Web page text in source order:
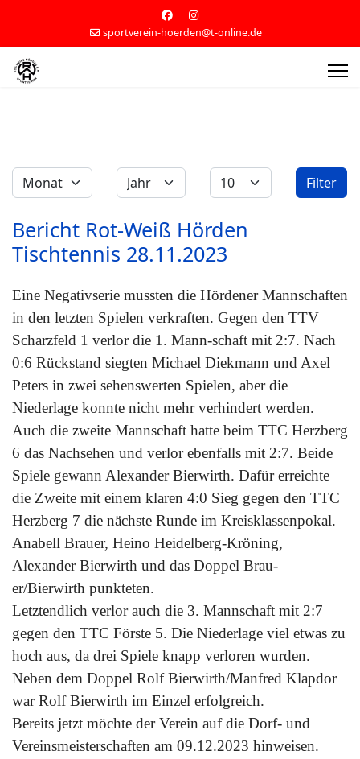
sportverein-hoerden@t-online.de
Filter
Bericht Rot-Weiß Hörden
Tischtennis 28.11.2023
Eine Negativserie mussten die Hördener Mannschaften
in den letzten Spielen verkraften. Gegen den TTV
Scharzfeld 1 verlor die 1. Mann-schaft mit 2:7. Nach
0:6 Rückstand siegten Michael Diekmann und Axel
Peters in zwei sehenswerten Spielen, aber die
Niederlage konnte nicht mehr verhindert werden.
Auch die zweite Mannschaft hatte beim TTC Herzberg
6 das Nachsehen und verlor ebenfalls mit 2:7. Beide
Spiele gewann Alexander Bierwirth. Dafür erreichte
die Zweite mit einem klaren 4:0 Sieg gegen den TTC
Herzberg 7 die nächste Runde im Kreisklassenpokal.
Anabell Brauer, Heino Heidelberg-Kröning,
Alexander Bierwirth und das Doppel Brau-
er/Bierwirth punkteten.
Letztendlich verlor auch die 3. Mannschaft mit 2:7
gegen den TTC Förste 5. Die Niederlage viel etwas zu
hoch aus, da drei Spiele knapp verloren wurden.
Neben dem Doppel Rolf Bierwirth/Manfred Klapdor
war Rolf Bierwirth im Einzel erfolgreich.
Bereits jetzt möchte der Verein auf die Dorf- und
Vereinsmeisterschaften am 09.12.2023 hinweisen.